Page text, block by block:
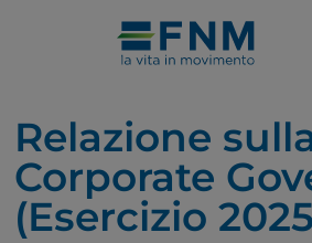
Relazione
Corporate
(Esercizio